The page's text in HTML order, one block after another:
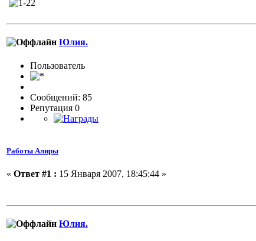
Юлия.
Пользовaтeль
Сообщений: 85
Репутация 0
Работы Алиры
« Ответ #1 : 15 Января 2007, 18:45:44 »
Юлия.